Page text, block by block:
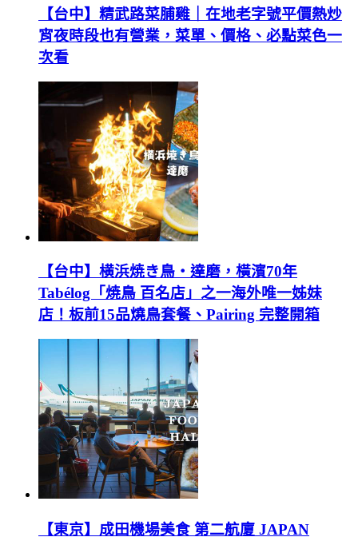
【台中】精武路菜脯雞｜在地老字號平價熱炒
宵夜時段也有營業，菜單、價格、必點菜色一
次看
【台中】横浜焼き鳥‧達磨，橫濱70年
Tabélog「焼鳥 百名店」之一海外唯一姊妹
店！板前15品燒鳥套餐、Pairing 完整開箱
【東京】成田機場美食 第二航廈 JAPAN